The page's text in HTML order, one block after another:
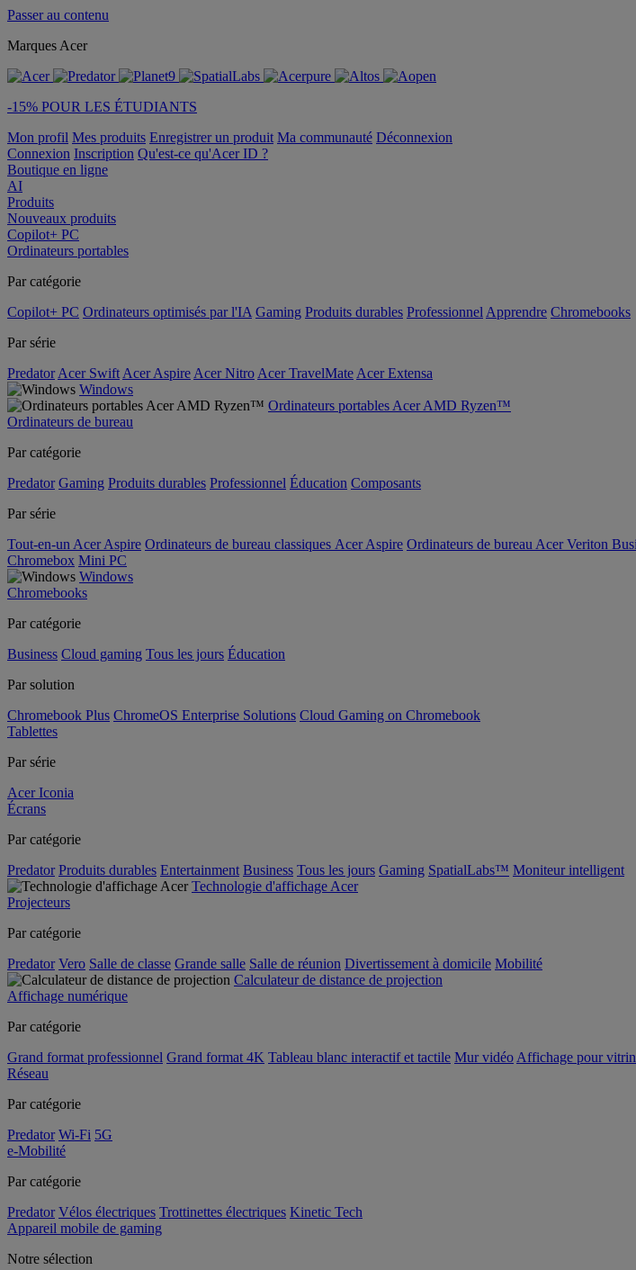
Passer au contenu
Marques Acer
-15% POUR LES ÉTUDIANTS
Mon profil Mes produits Enregistrer un produit Ma communauté Déconnexion
Connexion Inscription Qu'est-ce qu'Acer ID ?
Boutique en ligne
AI
Produits
Nouveaux produits
Copilot+ PC
Ordinateurs portables
Par catégorie
Copilot+ PC Ordinateurs optimisés par l'IA Gaming Produits durables Professionnel Apprendre Chromebooks
Par série
Predator Acer Swift Acer Aspire Acer Nitro Acer TravelMate Acer Extensa
Windows
Ordinateurs portables Acer AMD Ryzen™
Ordinateurs de bureau
Par catégorie
Predator Gaming Produits durables Professionnel Éducation Composants
Par série
Tout-en-un Acer Aspire Ordinateurs de bureau classiques Acer Aspire Ordinateurs de bureau Acer Veriton
Chromebox Mini PC
Windows
Chromebooks
Par catégorie
Business Cloud gaming Tous les jours Éducation
Par solution
Chromebook Plus ChromeOS Enterprise Solutions Cloud Gaming on Chromebook
Tablettes
Par série
Acer Iconia
Écrans
Par catégorie
Predator Produits durables Entertainment Business Tous les jours Gaming SpatialLabs™ Moniteur intelligent
Technologie d'affichage Acer
Projecteurs
Par catégorie
Predator Vero Salle de classe Grande salle Salle de réunion Divertissement à domicile Mobilité
Calculateur de distance de projection
Affichage numérique
Par catégorie
Grand format professionnel Grand format 4K Tableau blanc interactif et tactile Mur vidéo Affichage pour
Réseau
Par catégorie
Predator Wi-Fi 5G
e-Mobilité
Par catégorie
Predator Vélos électriques Trottinettes électriques Kinetic Tech
Appareil mobile de gaming
Notre sélection